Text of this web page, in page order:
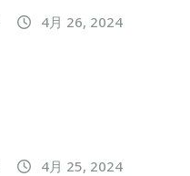
4月 26, 2024
4月 25, 2024